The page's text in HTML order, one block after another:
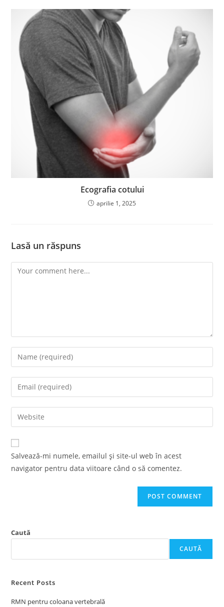
Ecografia cotului
aprilie 1, 2025
Lasă un răspuns
Comment
Enter
your
name
comment
Enter
your
email
address
comment
Enter
your
website
URL
Salvează-mi numele, emailul și site-ul web în acest
navigator pentru data viitoare când o să comentez.
Caută
CAUTĂ
Recent Posts
RMN pentru coloana vertebrală